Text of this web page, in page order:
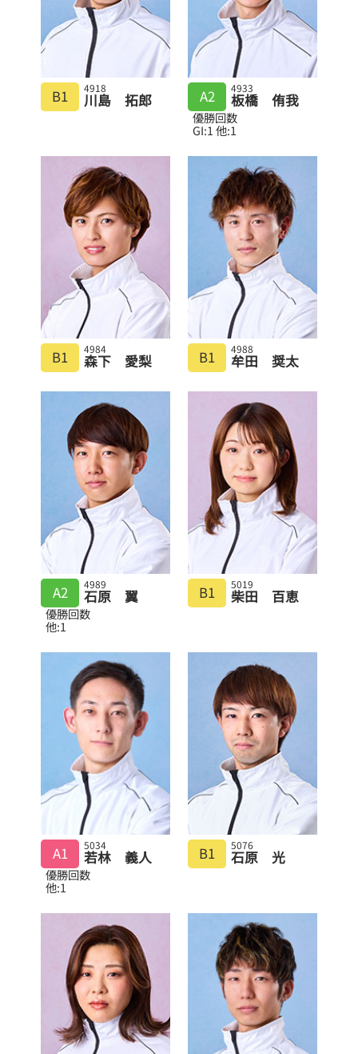
B1 4918
川島 拓郎 A2 4933
板橋 侑我
優勝回数
GI:1 他:1
B1 4984
森下 愛梨 B1 4988
牟田 奨太
A2 4989
石原 翼
優勝回数
他:1
B1 5019
柴田 百恵
A1 5034
若林 義人
優勝回数
他:1
B1 5076
石原 光